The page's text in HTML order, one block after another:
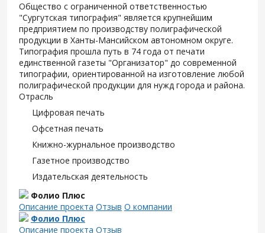
Общество с ограниченной ответственностью
"Сургутская типография" является крупнейшим
предприятием по производству полиграфической
продукции в Ханты-Мансийском автономном округе.
Типография прошла путь в 74 года от печати
единственной газеты "Организатор" до современной
типографии, ориентированной на изготовление любой
полиграфической продукции для нужд города и района.
Отрасль
Цифровая печать
Офсетная печать
Книжно-журнальное производство
Газетное производство
Издательская деятельность
Фолио Плюс
Описание проекта Отзыв О компании
Фолио Плюс
Описание проекта Отзыв